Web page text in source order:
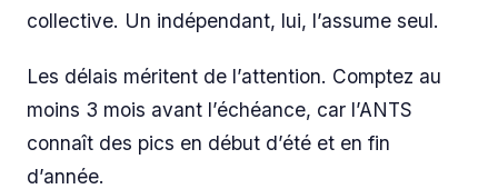
collective. Un indépendant, lui, l’assume seul.
Les délais méritent de l’attention. Comptez au
moins 3 mois avant l’échéance, car l’ANTS
connaît des pics en début d’été et en fin
d’année.